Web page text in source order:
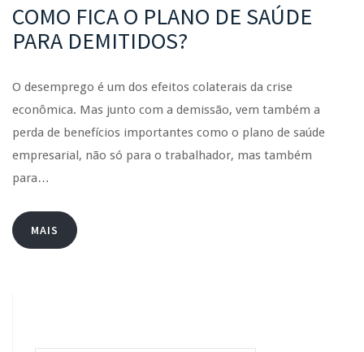
COMO FICA O PLANO DE SAÚDE
PARA DEMITIDOS?
O desemprego é um dos efeitos colaterais da crise
econômica. Mas junto com a demissão, vem também a
perda de benefícios importantes como o plano de saúde
empresarial, não só para o trabalhador, mas também
para…
MAIS